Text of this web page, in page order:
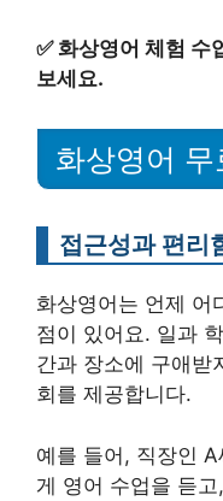
✅화상영어 체험 수
보세요.
화상영어
접근성과 편리
화상영어는 언제 어
점이 있어요. 일과
간과 장소에 구애받
회를 제공합니다.
예를 들어, 직장인
게 영어 수업을 듣